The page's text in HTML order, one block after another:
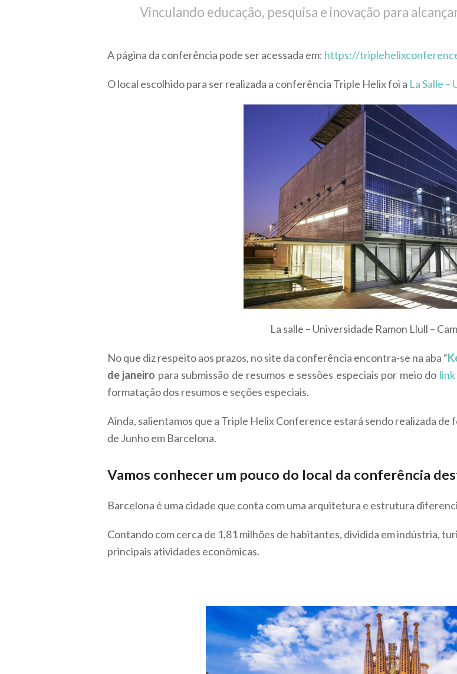
Vinculando educação, pesquisa e inovação para alcançar
A página da conferência pode ser acessada em: https://
O local escolhido para ser realizada a conferência Triple Helix foi a La Salle –
La salle – Universidade Ramon Llull –
No que diz respeito aos prazos, no site da conferência encontra-se na aba “
de janeiro para submissão de resumos e sessões especiais por meio do link
formatação dos resumos e seções especiais.
Ainda, salientamos que a Triple Helix Conference estará sendo realizada de
de Junho em Barcelona.
Vamos conhecer um pouco do local da conferência
Barcelona é uma cidade que conta com uma arquitetura e estrutura
Contando com cerca de 1,81 milhões de habitantes, dividida em indústria,
principais atividades econômicas.